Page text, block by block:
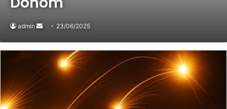
admin
Send
email
23/06/2025